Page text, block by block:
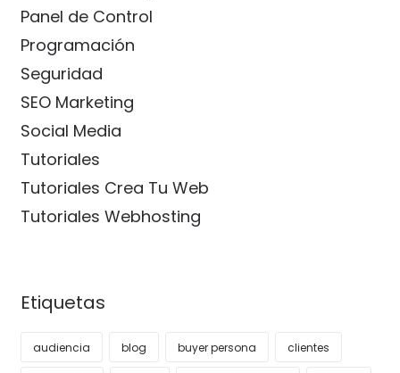
Panel de Control
Programación
Seguridad
SEO Marketing
Social Media
Tutoriales
Tutoriales Crea Tu Web
Tutoriales Webhosting
Etiquetas
audiencia blog buyer persona clientes